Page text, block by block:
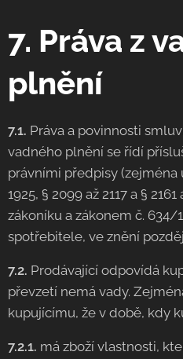
7. Práva z
plnění
7.1. Práva a povinnosti
vadného plnění se řídí
právními předpisy (zejména
1925, § 2099 až 2117 a §
zákoníku a zákonem č. 634/
spotřebitele, ve znění
7.2. Prodávající odpovídá
převzetí nemá vady.
kupujícímu, že v době, kdy
7.2.1. má zboží vlastnosti,